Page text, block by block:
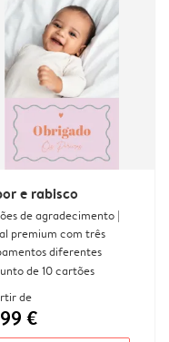
e rabisco
de agradecimento |
premium com três
diferentes
de 10 cartões
de
€